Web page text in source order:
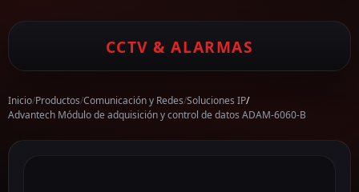
CCTV & ALARMAS
Inicio/Productos/Comunicación y Redes/Soluciones IP/
Advantech Módulo de adquisición y control de datos ADAM-6060-B